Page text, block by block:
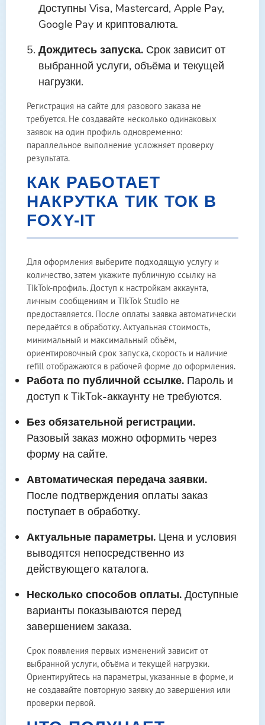
Доступны Visa, Mastercard, Apple Pay,
Google Pay и криптовалюта.
Дождитесь запуска. Срок зависит от
выбранной услуги, объёма и текущей
нагрузки.
Регистрация на сайте для разового заказа не
требуется. Не создавайте несколько одинаковых
заявок на один профиль одновременно:
параллельное выполнение усложняет проверку
результата.
КАК РАБОТАЕТ
НАКРУТКА ТИК ТОК В
FOXY-IT
Для оформления выберите подходящую услугу и
количество, затем укажите публичную ссылку на
TikTok-профиль. Доступ к настройкам аккаунта,
личным сообщениям и TikTok Studio не
предоставляется. После оплаты заявка автоматически
передаётся в обработку. Актуальная стоимость,
минимальный и максимальный объём,
ориентировочный срок запуска, скорость и наличие
refill отображаются в рабочей форме до оформления.
Работа по публичной ссылке. Пароль и
доступ к TikTok-аккаунту не требуются.
Без обязательной регистрации.
Разовый заказ можно оформить через
форму на сайте.
Автоматическая передача заявки.
После подтверждения оплаты заказ
поступает в обработку.
Актуальные параметры. Цена и условия
выводятся непосредственно из
действующего каталога.
Несколько способов оплаты. Доступные
варианты показываются перед
завершением заказа.
Срок появления первых изменений зависит от
выбранной услуги, объёма и текущей нагрузки.
Ориентируйтесь на параметры, указанные в форме, и
не создавайте повторную заявку до завершения или
проверки первой.